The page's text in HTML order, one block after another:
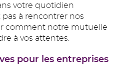
votre quotidien
pas à rencontrer nos
comment notre mutuelle
à vos attentes.
pour les entreprises